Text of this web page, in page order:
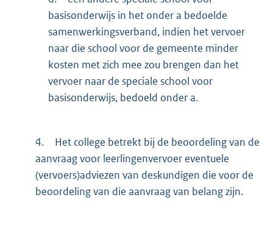
basisonderwijs in het onder a bedoelde
samenwerkingsverband, indien het vervoer
naar die school voor de gemeente minder
kosten met zich mee zou brengen dan het
vervoer naar de speciale school voor
basisonderwijs, bedoeld onder a.
4.
Het college betrekt bij de beoordeling van de
aanvraag voor leerlingenvervoer eventuele
(vervoers)adviezen van deskundigen die voor de
beoordeling van die aanvraag van belang zijn.